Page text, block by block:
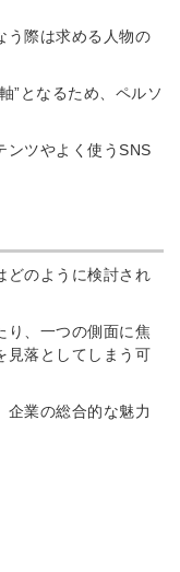
う際は求める人物の
”となるため、ペルソ
ンツやよく使うSNS
どのように検討され
り、一つの側面に焦
見落としてしまう可
企業の総合的な魅力